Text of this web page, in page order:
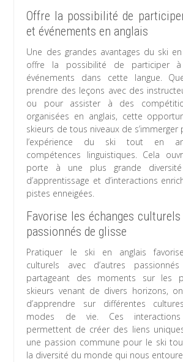
Offre la possibilité de
et événements en anglais
Une des grandes avantages du ski en
offre la possibilité de participer
événements dans cette langue.
prendre des leçons avec des
ou pour assister à des
organisées en anglais, cette
skieurs de tous niveaux de
l’expérience du ski tout en
compétences linguistiques. Cela
porte à une plus grande diversité
d’apprentissage et d’interactions
pistes enneigées.
Favorise les échanges culturels
passionnés de glisse
Pratiquer le ski en anglais
culturels avec d’autres
partageant des moments sur les
skieurs venant de divers horizons,
d’apprendre sur différentes
modes de vie. Ces interactions
permettent de créer des liens
une passion commune pour le ski
la diversité du monde qui nous